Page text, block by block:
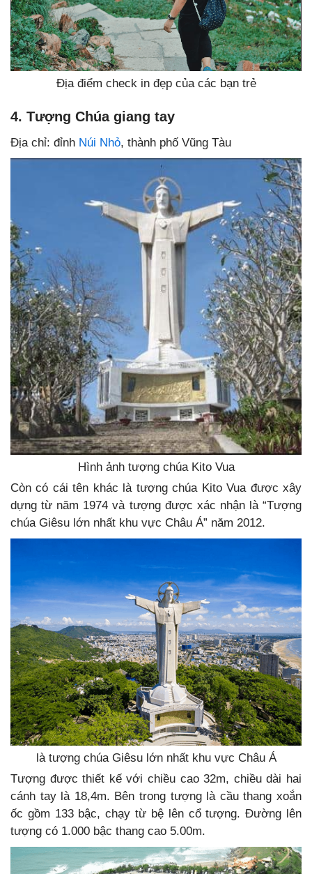
Địa điểm check in đẹp của các bạn trẻ
4. Tượng Chúa giang tay
Địa chỉ: đỉnh Núi Nhỏ, thành phố Vũng Tàu
Hình ảnh tượng chúa Kito Vua
Còn có cái tên khác là tượng chúa Kito Vua được xây
dựng từ năm 1974 và tượng được xác nhận là “Tượng
chúa Giêsu lớn nhất khu vực Châu Á” năm 2012.
là tượng chúa Giêsu lớn nhất khu vực Châu Á
Tượng được thiết kế với chiều cao 32m, chiều dài hai
cánh tay là 18,4m. Bên trong tượng là cầu thang xoắn
ốc gồm 133 bậc, chạy từ bệ lên cổ tượng. Đường lên
tượng có 1.000 bậc thang cao 5.00m.